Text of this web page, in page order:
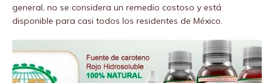
general, no se considera un remedio costoso y está
disponible para casi todos los residentes de México.